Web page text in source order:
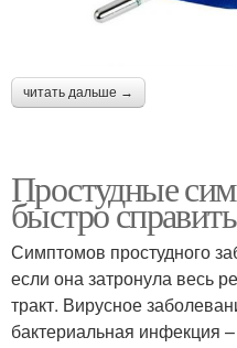
читать дальше →
Простудные
быстро
Симптомов простудного
если она затронула весь
тракт. Вирусное
бактериальная инфекция